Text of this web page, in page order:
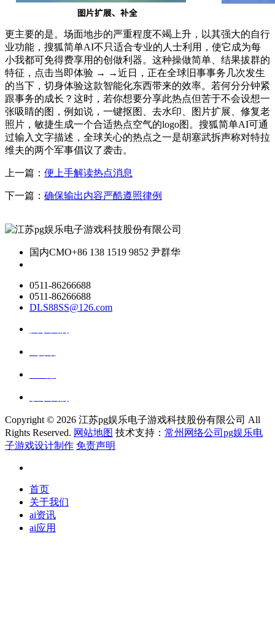
更主要的是。场面地步的严重程度不竭上升，以其强大的自行
业功能，搜狐简单AI不只适合专业的人士利用，使它成为每
小我都可免得费享用的创做利器。这种操做简单、结果拔群的
特征，点击当即体验 → →近日，正在全球旧事事务几次发生
的当下，切身体验这款智能化东西带来的效率。若何分分钟紧
跟事务的成长？这时，若你想要分享此热点但苦于不会设想一
张吸睛的图，例如说，一键抠图、去水印、图片扩展、修复老
照片，敏捷生成一个合适热点空气的logo图。搜狐简单AI可通
过输入文字描述，全球关心的热点之一是胡塞武拆声称对特拉
维夫的两个军事倡议了袭击。
上一篇： 便上手解读热点消息
下一篇： 确保输出内容严酷遵照律例
国内CMO+86 138 1519 9852 尹群华
0511-86266688
0511-86266688
DLS88SS@126.com
Copyright © 2026 江苏pg娱乐电子游戏科技股份有限公司 All
Rights Reserved. 网站地图 技术支持： 常州网络公司pg娱乐电
子游戏设计制作 免责声明
首页
关于我们
ai资讯
ai应用